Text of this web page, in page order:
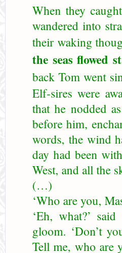
When they
wandered into
their waking
the seas flowed
back Tom went
Elf-sires were
that he nodded
before him,
words, the wind
day had been
West, and all the
(…)
‘Who are you,
‘Eh, what?’
gloom. ‘Don’t
Tell me, who are